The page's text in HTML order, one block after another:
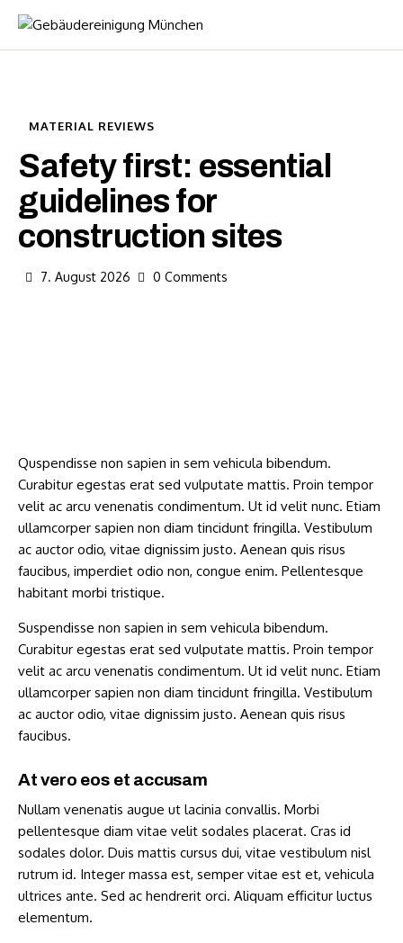
MATERIAL REVIEWS
Safety first: essential
guidelines for
construction sites
7. August 2026 0 Comments
Quspendisse non sapien in sem vehicula bibendum.
Curabitur egestas erat sed vulputate mattis. Proin tempor
velit ac arcu venenatis condimentum. Ut id velit nunc. Etiam
ullamcorper sapien non diam tincidunt fringilla. Vestibulum
ac auctor odio, vitae dignissim justo. Aenean quis risus
faucibus, imperdiet odio non, congue enim. Pellentesque
habitant morbi tristique.
Suspendisse non sapien in sem vehicula bibendum.
Curabitur egestas erat sed vulputate mattis. Proin tempor
velit ac arcu venenatis condimentum. Ut id velit nunc. Etiam
ullamcorper sapien non diam tincidunt fringilla. Vestibulum
ac auctor odio, vitae dignissim justo. Aenean quis risus
faucibus.
At vero eos et accusam
Nullam venenatis augue ut lacinia convallis. Morbi
pellentesque diam vitae velit sodales placerat. Cras id
sodales dolor. Duis mattis cursus dui, vitae vestibulum nisl
rutrum id. Integer massa est, semper vitae est et, vehicula
ultrices ante. Sed ac hendrerit orci. Aliquam efficitur luctus
elementum.